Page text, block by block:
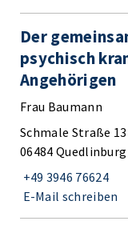
Der
psychisch
Angehörigen
Frau Baumann
Schmale Straße 13
06484 Quedlinburg
+49 3946 76624
E-Mail schreiben